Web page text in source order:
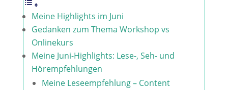
Meine Highlights im Juni
Gedanken zum Thema Workshop vs
Onlinekurs
Meine Juni-Highlights: Lese-, Seh- und
Hörempfehlungen
Meine Leseempfehlung – Content